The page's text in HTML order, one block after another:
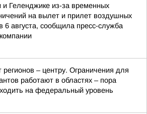
и Геленджике из-за временных
на вылет и прилет воздушных
6 августа, сообщила пресс-служба
– центру. Ограничения для
работают в областях – пора
на федеральный уровень